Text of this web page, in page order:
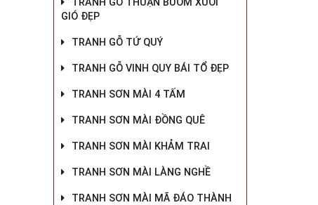
TRANH GỖ THUẬN BUỒM XUÔI
GIÓ ĐẸP
TRANH GỖ TỨ QUÝ
TRANH GỖ VINH QUY BÁI TỔ ĐẸP
TRANH SƠN MÀI 4 TẤM
TRANH SƠN MÀI ĐỒNG QUÊ
TRANH SƠN MÀI KHẢM TRAI
TRANH SƠN MÀI LÀNG NGHỀ
TRANH SƠN MÀI MÃ ĐÁO THÀNH